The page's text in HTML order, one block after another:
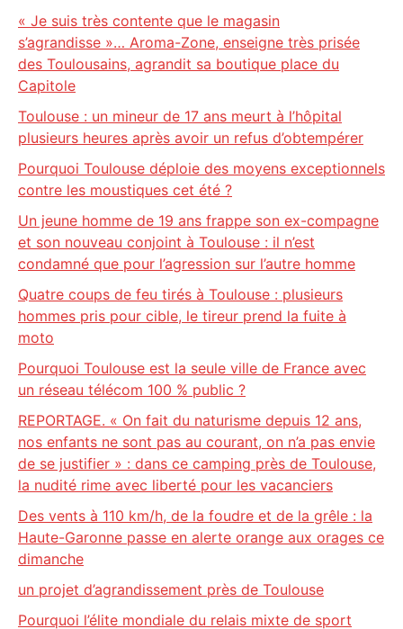
« Je suis très contente que le magasin
s’agrandisse »… Aroma-Zone, enseigne très prisée
des Toulousains, agrandit sa boutique place du
Capitole
Toulouse : un mineur de 17 ans meurt à l’hôpital
plusieurs heures après avoir un refus d’obtempérer
Pourquoi Toulouse déploie des moyens exceptionnels
contre les moustiques cet été ?
Un jeune homme de 19 ans frappe son ex-compagne
et son nouveau conjoint à Toulouse : il n’est
condamné que pour l’agression sur l’autre homme
Quatre coups de feu tirés à Toulouse : plusieurs
hommes pris pour cible, le tireur prend la fuite à
moto
Pourquoi Toulouse est la seule ville de France avec
un réseau télécom 100 % public ?
REPORTAGE. « On fait du naturisme depuis 12 ans,
nos enfants ne sont pas au courant, on n’a pas envie
de se justifier » : dans ce camping près de Toulouse,
la nudité rime avec liberté pour les vacanciers
Des vents à 110 km/h, de la foudre et de la grêle : la
Haute-Garonne passe en alerte orange aux orages ce
dimanche
un projet d’agrandissement près de Toulouse
Pourquoi l’élite mondiale du relais mixte de sport